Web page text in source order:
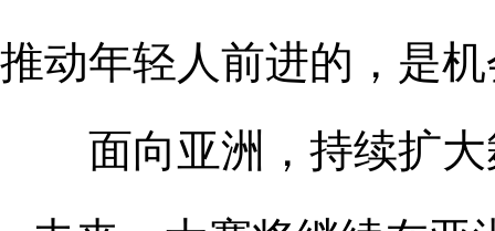
推动年轻人前进的，是
面向亚洲，持续扩大